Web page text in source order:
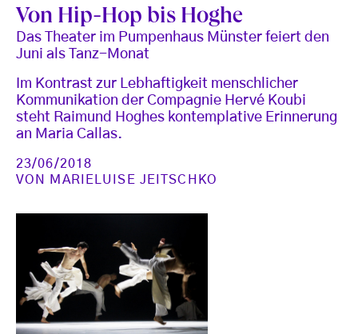
Von Hip-Hop bis Hoghe
Das Theater im Pumpenhaus Münster feiert den
Juni als Tanz-Monat
Im Kontrast zur Lebhaftigkeit menschlicher
Kommunikation der Compagnie Hervé Koubi
steht Raimund Hoghes kontemplative Erinnerung
an Maria Callas.
23/06/2018
VON MARIELUISE JEITSCHKO